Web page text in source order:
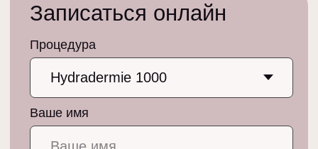
ознакомлен (-на) и согласен (-на)
Я согласен на получение информационных и
Записаться